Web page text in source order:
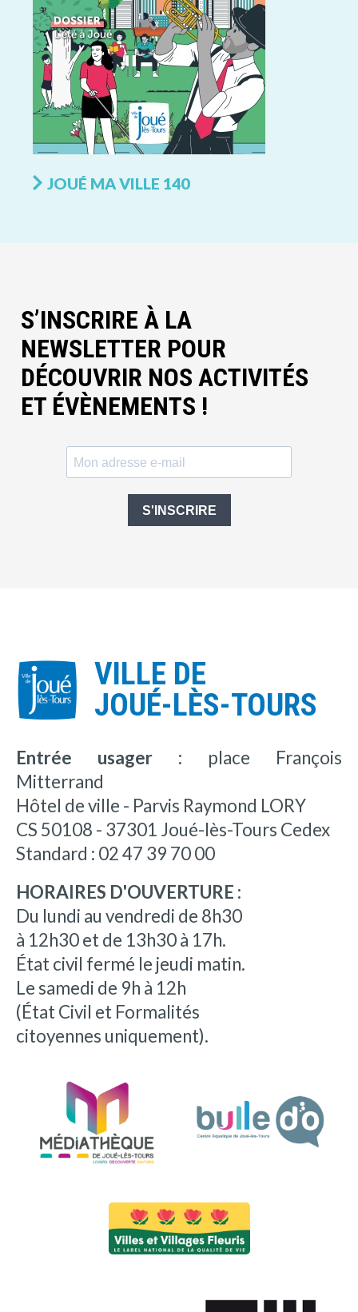
JOUÉ MA VILLE 140
S’INSCRIRE À LA
NEWSLETTER POUR
DÉCOUVRIR NOS ACTIVITÉS
ET ÉVÈNEMENTS !
S'INSCRIRE
VILLE DE
JOUÉ-LÈS-TOURS
Entrée usager : place François
Mitterrand
Hôtel de ville - Parvis Raymond LORY
CS 50108 - 37301 Joué-lès-Tours Cedex
Standard : 02 47 39 70 00
HORAIRES D'OUVERTURE :
Du lundi au vendredi de 8h30
à 12h30 et de 13h30 à 17h.
État civil fermé le jeudi matin.
Le samedi de 9h à 12h
(État Civil et Formalités
citoyennes uniquement).